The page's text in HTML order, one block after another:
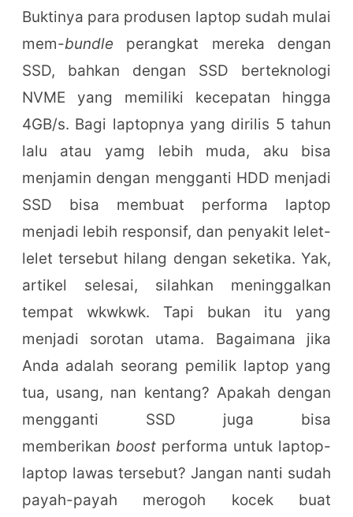
Buktinya para produsen laptop sudah mulai
mem-bundle perangkat mereka dengan
SSD, bahkan dengan SSD berteknologi
NVME yang memiliki kecepatan hingga
4GB/s. Bagi laptopnya yang dirilis 5 tahun
lalu atau yamg lebih muda, aku bisa
menjamin dengan mengganti HDD menjadi
SSD bisa membuat performa laptop
menjadi lebih responsif, dan penyakit lelet-
lelet tersebut hilang dengan seketika. Yak,
artikel selesai, silahkan meninggalkan
tempat wkwkwk. Tapi bukan itu yang
menjadi sorotan utama. Bagaimana jika
Anda adalah seorang pemilik laptop yang
tua, usang, nan kentang? Apakah dengan
mengganti SSD juga bisa
memberikan boost performa untuk laptop-
laptop lawas tersebut? Jangan nanti sudah
payah-payah merogoh kocek buat